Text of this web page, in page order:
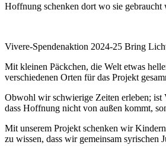
Hoffnung schenken dort wo sie gebraucht
Vivere-Spendenaktion 2024-25 Bring
Mit kleinen Päckchen, die Welt etwas
verschiedenen Orten für das Projekt
Obwohl wir schwierige Zeiten erleben; ist
dass Hoffnung nicht von außen kommt,
Mit unserem Projekt schenken wir
zu wissen, dass wir gemeinsam